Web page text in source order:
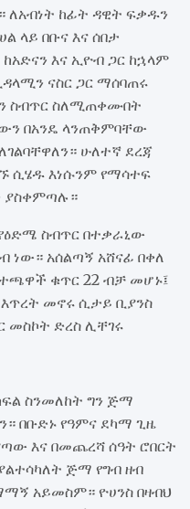
ለአብነት ከፊት ዳዊት ፍቃዱን
ላይ በቡና እና ሰበታ
እና ኢዮብ ጋር ከኋላም
ናስር ጋር ማሰባጠሩ
ስብጥር ስለሚጠቀሙበት
በአንዴ ላንጠቅምባቸው
ሁለተኛ ደረጃ
ሲሄዱ እነሱንም የማሳተፍ
ያስቀምጣሉ።
ስብጥር በተቃራኒው
ነው። አሰልጣኝ አሸናፊ በቀለ
ቁጥር 22 ብቻ መሆኑ፤
መኖሩ ሲታይ ቢያንስ
ድረስ ሊቸገሩ
ስንመለከት ግን ጅማ
በቡድኑ የዓምና ደካማ ጊዜ
እና በመጨረሻ ሰዓት ሮበርት
ጅማ የግብ ዘብ
አይመስም። ዮሀንስ በዛብህ